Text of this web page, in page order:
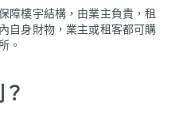
障樓宇結構，由業主負責，租
自身財物，業主或租客都可購
。